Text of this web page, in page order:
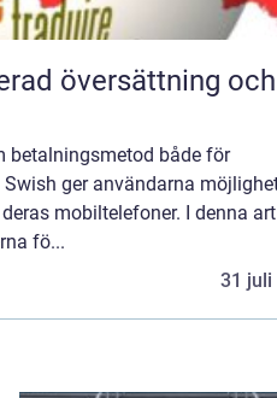
översättning och
betalningsmetod både för
ger användarna
mobiltelefoner. I denna
fö...
31 juli